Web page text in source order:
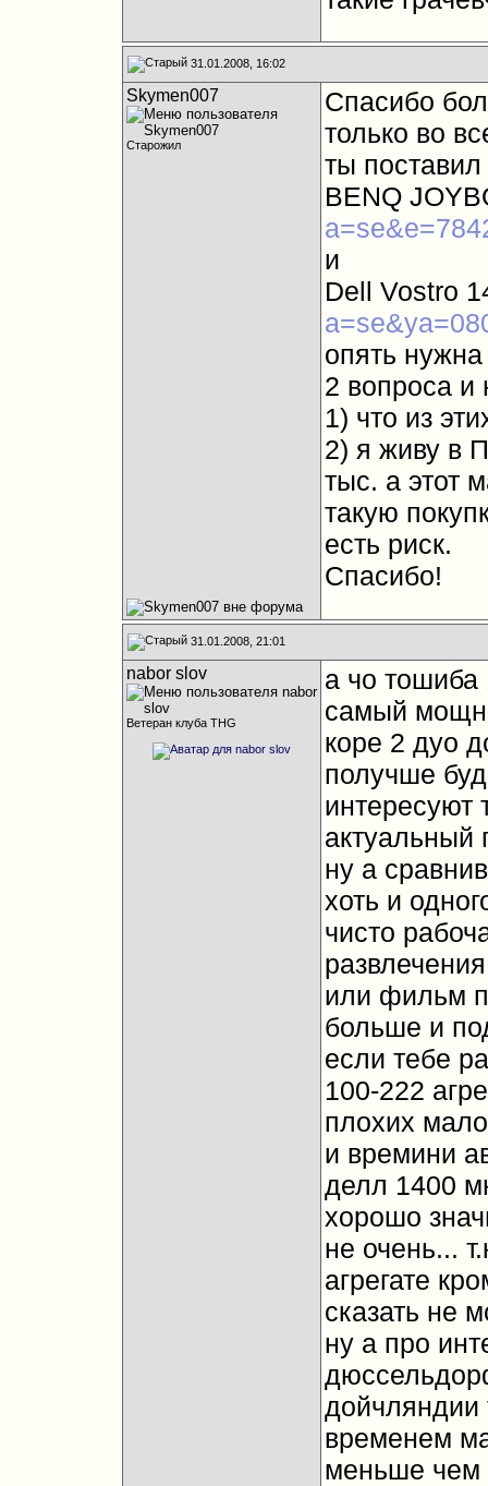
31.01.2008, 16:02
Skymen007
Старожил
Спасибо
только во
ты
BENQ
и
Dell Vostro
опять
2 вопроса и
1) что из
2) я живу в
тыс. а этот
такую
есть риск.
Спасибо!
31.01.2008, 21:01
nabor slov
Ветеран клуба THG
а чо тошиба
самый
коре 2 дуо
получше
интересуют
актуальный
ну а
хоть и
чисто
или фильм
больше и
если тебе
100-222
плохих
и времини
делл 1400
хорошо
не очень...
агрегате
сказать не
ну а про
дойчляндии
временем
меньше